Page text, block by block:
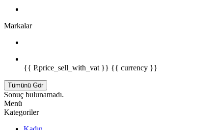
Markalar
{{ P.price_sell_with_vat }} {{ currency }}
Tümünü Gör
Sonuç bulunamadı.
Menü
Kategoriler